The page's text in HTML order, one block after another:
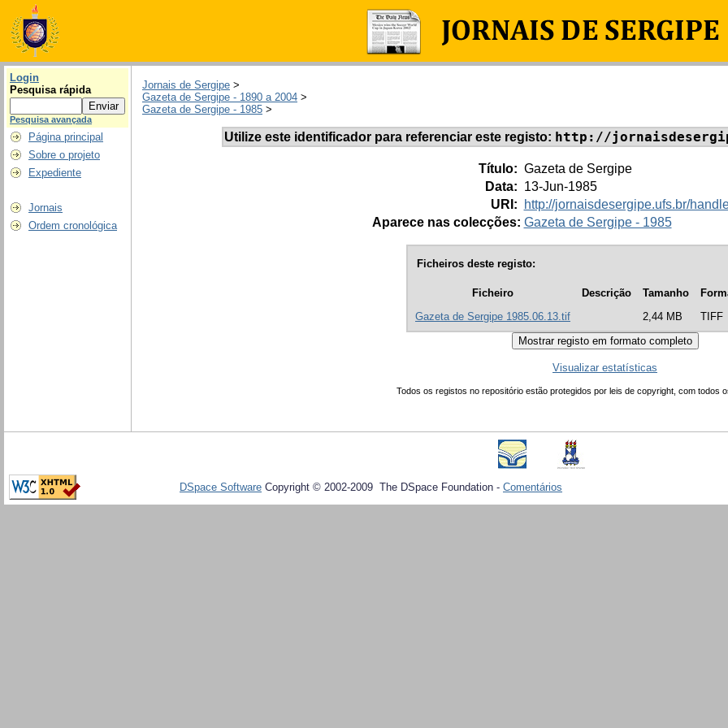
Login
Pesquisa rápida
Pesquisa avançada
Página principal
Sobre o projeto
Expediente
Jornais
Ordem cronológica
Jornais de Sergipe >
Gazeta de Sergipe - 1890 a 2004 >
Gazeta de Sergipe - 1985 >
Utilize este identificador para referenciar este registo: http://
Título: Gazeta de Sergipe
Data: 13-Jun-1985
URI:
http://jornaisdesergipe.ufs.br/
Aparece nas colecções: Gazeta de Sergipe - 1985
Ficheiros deste registo:
Ficheiro Descrição Tamanho
Gazeta de Sergipe 1985.06.13.tif
2,44 MB TIFF
Visualizar estatísticas
Todos os registos no repositório estão protegidos por leis de copyright, com todos
DSpace Software Copyright © 2002-2009 The DSpace Foundation - Comentários